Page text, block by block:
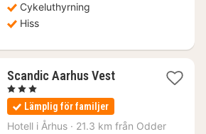
Cykeluthyrning
Hiss
Scandic Aarhus Vest1
från
1041
kr.
, 3 Stjärnor
Lämplig för familjer
Hotell i Århus · 21.3 km från Odder